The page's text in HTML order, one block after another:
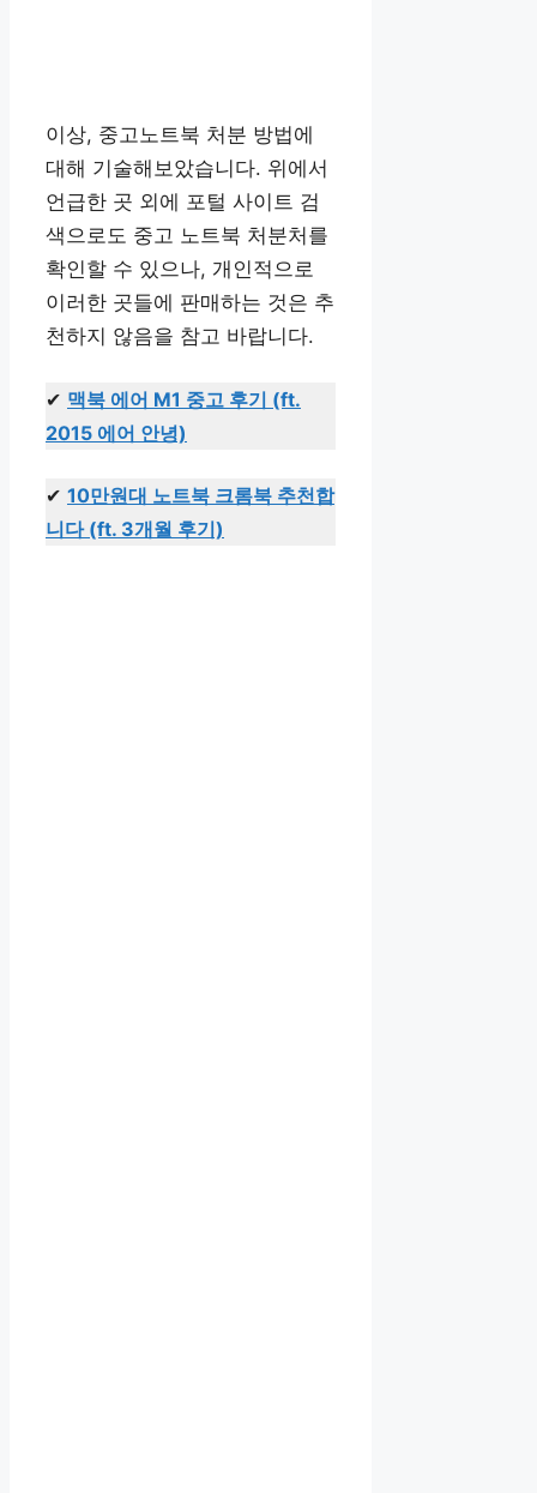
이상, 중고노트북 처분 방법에
대해 기술해보았습니다. 위에서
언급한 곳 외에 포털 사이트 검
색으로도 중고 노트북 처분처를
확인할 수 있으나, 개인적으로
이러한 곳들에 판매하는 것은 추
천하지 않음을 참고 바랍니다.
✔ 맥북 에어 M1 중고 후기 (ft.
2015 에어 안녕)
✔ 10만원대 노트북 크롬북 추천합
니다 (ft. 3개월 후기)